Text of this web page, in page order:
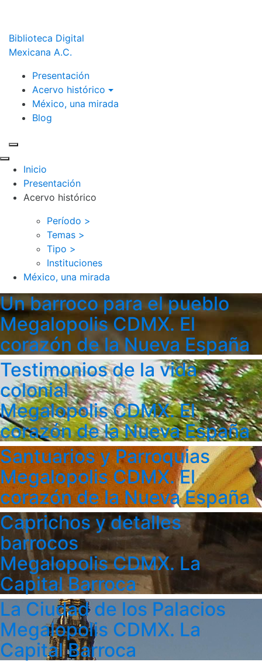
Biblioteca Digital
Mexicana A.C.
Presentación
Acervo histórico
México, una mirada
Blog
Inicio
Presentación
Acervo histórico
Período >
Temas >
Tipo >
Instituciones
México, una mirada
Un barroco para el pueblo
Megalopolis CDMX. El
corazón de la Nueva España
Testimonios de la vida
colonial
Megalopolis CDMX. El
corazón de la Nueva España
Santuarios y Parroquias
Megalopolis CDMX. El
corazón de la Nueva España
Caprichos y detalles
barrocos
Megalopolis CDMX. La
Capital Barroca
La Ciudad de los Palacios
Megalopolis CDMX. La
Capital Barroca